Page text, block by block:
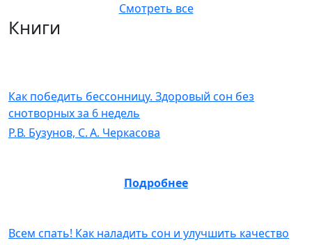
Смотреть все
Книги
Как победить бессонницу. Здоровый сон без
снотворных за 6 недель
Р.В. Бузунов, C. А. Черкасова
Подробнее
Всем спать! Как наладить сон и улучшить качество